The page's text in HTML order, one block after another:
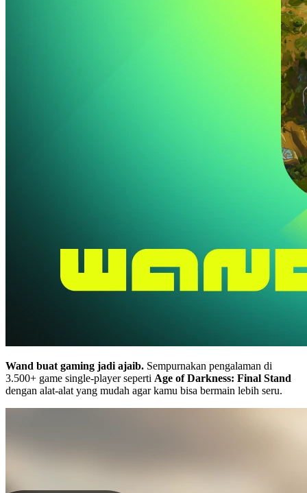
Wand buat gaming jadi ajaib. Sempurnakan pengalaman di
3.500+ game single-player seperti Age of Darkness: Final Stand
dengan alat-alat yang mudah agar kamu bisa bermain lebih seru.